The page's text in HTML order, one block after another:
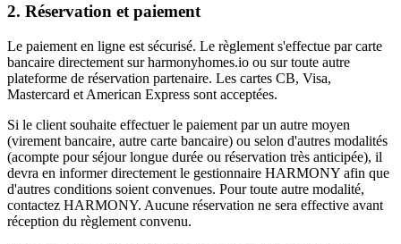
2. Réservation et paiement
Le paiement en ligne est sécurisé. Le règlement s'effectue par carte
bancaire directement sur harmonyhomes.io ou sur toute autre
plateforme de réservation partenaire. Les cartes CB, Visa,
Mastercard et American Express sont acceptées.
Si le client souhaite effectuer le paiement par un autre moyen
(virement bancaire, autre carte bancaire) ou selon d'autres modalités
(acompte pour séjour longue durée ou réservation très anticipée), il
devra en informer directement le gestionnaire HARMONY afin que
d'autres conditions soient convenues. Pour toute autre modalité,
contactez HARMONY. Aucune réservation ne sera effective avant
réception du règlement convenu.